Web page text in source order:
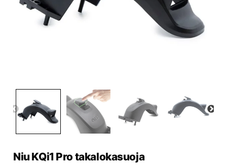
Huoltopalvelu
Varaa huolto
Niu KQi1 Pro takalokasuoja